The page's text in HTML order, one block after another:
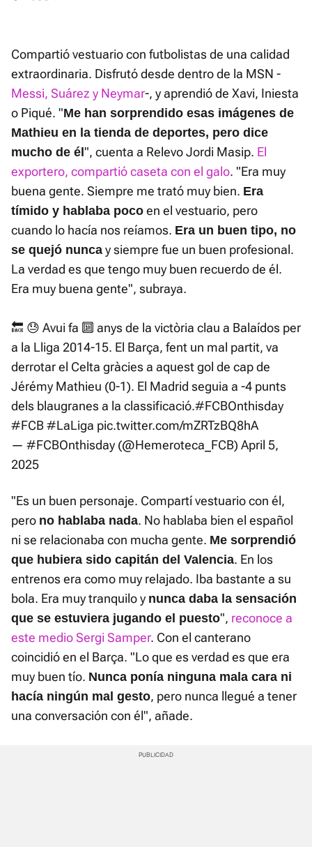
Compartió vestuario con futbolistas de una calidad
extraordinaria. Disfrutó desde dentro de la MSN -
Messi, Suárez y Neymar-, y aprendió de Xavi, Iniesta
o Piqué. "Me han sorprendido esas imágenes de
Mathieu en la tienda de deportes, pero dice
mucho de él ", cuenta a Relevo Jordi Masip. El
exportero, compartió caseta con el galo. "Era muy
buena gente. Siempre me trató muy bien. Era
tímido y hablaba poco en el vestuario, pero
cuando lo hacía nos reíamos. Era un buen tipo, no
se quejó nunca y siempre fue un buen profesional.
La verdad es que tengo muy buen recuerdo de él.
Era muy buena gente", subraya.
🔙 😓 Avui fa 🔟 anys de la victòria clau a Balaídos per
a la Lliga 2014-15. El Barça, fent un mal partit, va
derrotar el Celta gràcies a aquest gol de cap de
Jérémy Mathieu (0-1). El Madrid seguia a -4 punts
dels blaugranes a la classificació.#FCBOnthisday
#FCB#LaLiga pic.twitter.com/mZRTzBQ8hA
— #FCBOnthisday (@Hemeroteca_FCB) April 5,
2025
"Es un buen personaje. Compartí vestuario con él,
pero no hablaba nada. No hablaba bien el español
ni se relacionaba con mucha gente. Me sorprendió
que hubiera sido capitán del Valencia. En los
entrenos era como muy relajado. Iba bastante a su
bola. Era muy tranquilo y nunca daba la sensación
que se estuviera jugando el puesto", reconoce a
este medio Sergi Samper. Con el canterano
coincidió en el Barça. "Lo que es verdad es que era
muy buen tío. Nunca ponía ninguna mala cara ni
hacía ningún mal gesto, pero nunca llegué a tener
una conversación con él", añade.